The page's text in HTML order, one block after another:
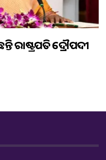
ରାଷ୍ଟ୍ରପତି ଦ୍ରୌପଦୀ